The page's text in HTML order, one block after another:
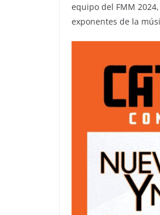
equipo del FMM
exponentes de la